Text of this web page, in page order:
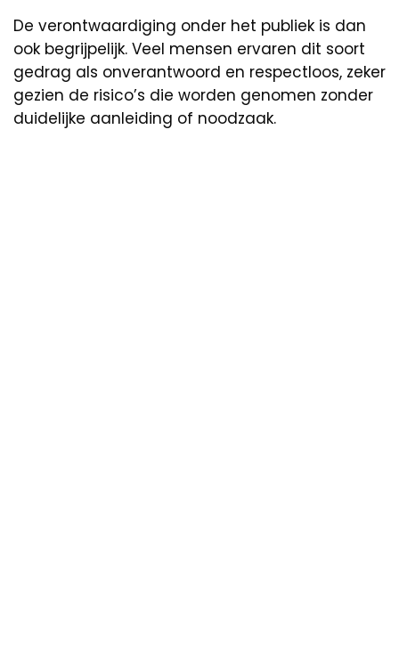
De verontwaardiging onder het publiek is dan
ook begrijpelijk. Veel mensen ervaren dit soort
gedrag als onverantwoord en respectloos, zeker
gezien de risico’s die worden genomen zonder
duidelijke aanleiding of noodzaak.